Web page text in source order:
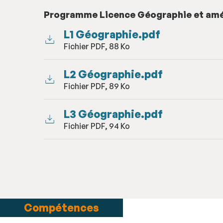
Programme Licence Géographie et
L1 Géographie.pdf
Fichier PDF, 88 Ko
L2 Géographie.pdf
Fichier PDF, 89 Ko
L3 Géographie.pdf
Fichier PDF, 94 Ko
Compétences